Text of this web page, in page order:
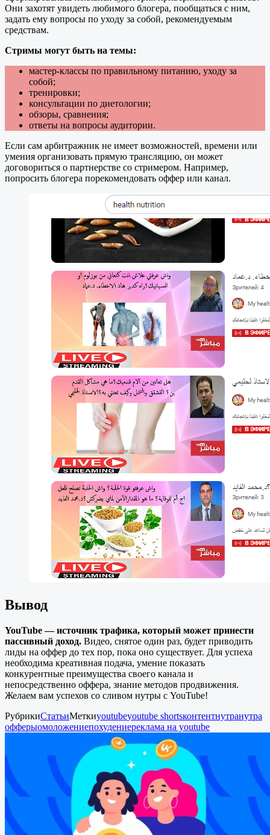
Они захотят увидеть любимого блогера, пообщаться с ним,
задать ему вопросы по уходу за собой, рекомендуемым
средствам.
Стримы могут быть на темы:
мастер-классы по правильному питанию, уходу за
собой;
тренировки;
консультации по диетологии;
обзоры, сравнения;
ответы на вопросы аудитории.
Если сам арбитражник не имеет возможностей, времени или
умения организовать прямую трансляцию, он может
договориться о партнерстве со стримером. Например,
попросить блогера порекомендовать оффер или канал.
Вывод
YouTube — источник трафика, который может принести
пассивный доход. Видео, снятое один раз, будет приводить
лиды на оффер до тех пор, пока оно существует. Для успеха
необходима креативная подача, умение показать
конкурентные преимущества своего канала и
непосредственно оффера, знание методов продвижения.
Желаем вам успехов со сливом нутры с YouTube!
РубрикиСтатьиМеткиyoutubeyoutube shortsконтентнутранутра
офферыомоложениепохудениереклама на youtube